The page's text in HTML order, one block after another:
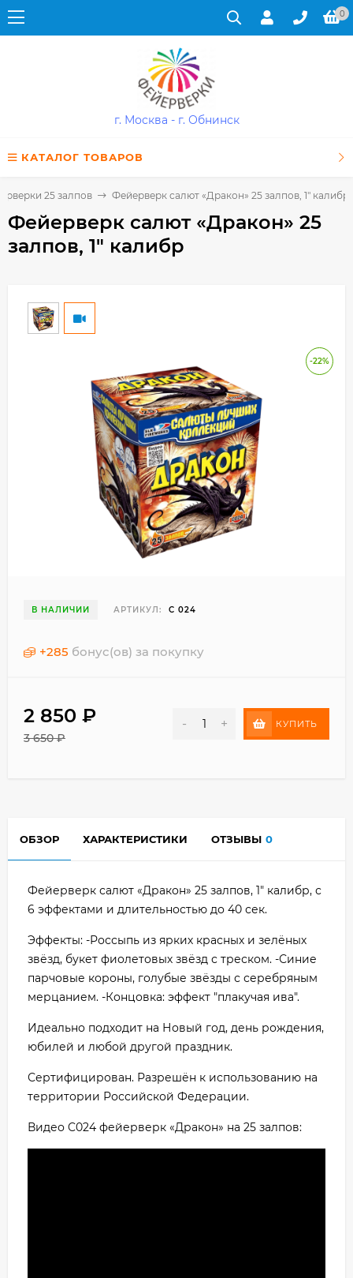
0
г. Москва - г. Обнинск
КАТАЛОГ ТОВАРОВ
25 залпов Фейерверк салют «Дракон» 25 залпов, 1" калибр
Фейерверк салют «Дракон» 25
залпов, 1" калибр
-22%
В НАЛИЧИИ АРТИКУЛ: С 024
+285 бонус(ов) за покупку
2 850 ₽
3 650₽
- + КУПИТЬ
ОБЗОР ХАРАКТЕРИСТИКИ ОТЗЫВЫ 0
Фейерверк салют «Дракон» 25 залпов, 1" калибр, с
6 эффектами и длительностью до 40 сек.
Эффекты: -Россыпь из ярких красных и зелёных
звёзд, букет фиолетовых звёзд с треском. -Синие
парчовые короны, голубые звёзды с серебряным
мерцанием. -Концовка: эффект "плакучая ива".
Идеально подходит на Новый год, день рождения,
юбилей и любой другой праздник.
Сертифицирован. Разрешён к использованию на
территории Российской Федерации.
Видео C024 фейерверк «Дракон» на 25 залпов: